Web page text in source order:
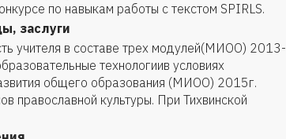
по навыкам работы с текстом SPIRLS.
заслуги
учителя в составе трех модулей(МИОО) 2013-
технологиив условиях
общего образования (МИОО) 2015г.
православной культуры. При Тихвинской